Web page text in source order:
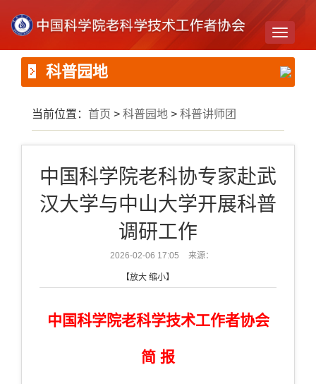
Toggle
科普园地
当前位置： 首页 > 科普园地 > 科普讲师团
中国科学院老科协专家赴武
汉大学与中山大学开展科普
调研工作
2026-02-06 17:05 来源：
【放大 缩小】
中国科学院老科学技术工作者协会
简 报